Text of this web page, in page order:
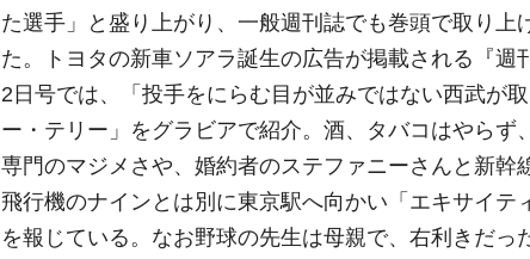
た選手」と盛り上がり、一般週刊誌でも巻頭で取り上
た。トヨタの新車ソアラ誕生の広告が掲載される『週
2日号では、「投手をにらむ目が並みではない西武が
ー・テリー」をグラビアで紹介。酒、タバコはやらず
専門のマジメさや、婚約者のステファニーさんと新幹
飛行機のナインとは別に東京駅へ向かい「エキサイテ
を報じている。なお野球の先生は母親で、右利きだっ